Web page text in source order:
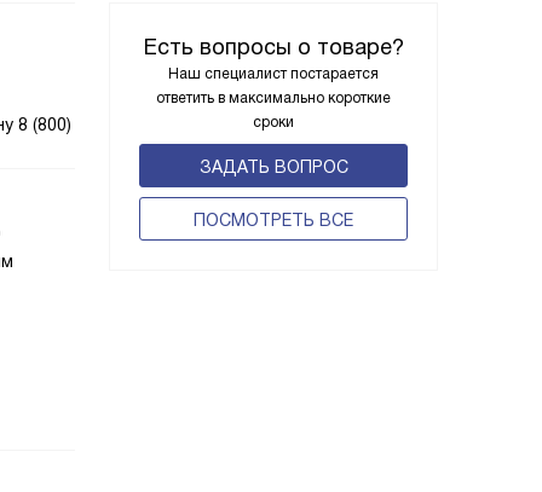
Есть вопросы о товаре?
Наш специалист постарается
ответить в максимально короткие
сроки
ЗАДАТЬ ВОПРОС
ПОCМОТРЕТЬ ВСЕ
8 (800)